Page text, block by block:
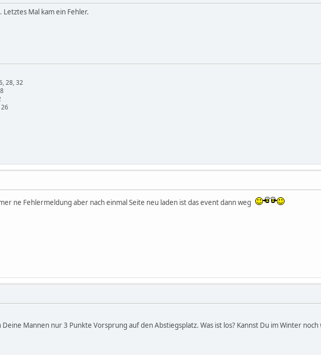
Mal kam ein Fehler.
28, 32
ne Fehlermeldung aber nach einmal Seite neu laden ist das event dann weg
Mannen nur 3 Punkte Vorsprung auf den Abstiegsplatz. Was ist los? Kannst Du im Winter noch